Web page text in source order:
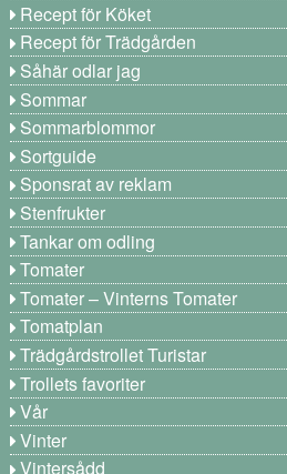
Recept för Köket
Recept för Trädgården
Såhär odlar jag
Sommar
Sommarblommor
Sortguide
Sponsrat av reklam
Stenfrukter
Tankar om odling
Tomater
Tomater – Vinterns Tomater
Tomatplan
Trädgårdstrollet Turistar
Trollets favoriter
Vår
Vinter
Vintersådd